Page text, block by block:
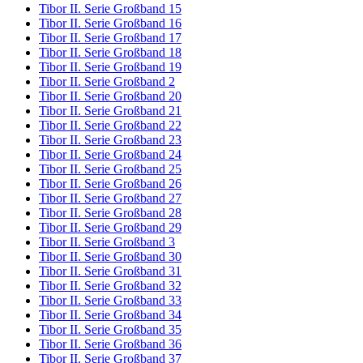
Tibor II. Serie Großband 15
Tibor II. Serie Großband 16
Tibor II. Serie Großband 17
Tibor II. Serie Großband 18
Tibor II. Serie Großband 19
Tibor II. Serie Großband 2
Tibor II. Serie Großband 20
Tibor II. Serie Großband 21
Tibor II. Serie Großband 22
Tibor II. Serie Großband 23
Tibor II. Serie Großband 24
Tibor II. Serie Großband 25
Tibor II. Serie Großband 26
Tibor II. Serie Großband 27
Tibor II. Serie Großband 28
Tibor II. Serie Großband 29
Tibor II. Serie Großband 3
Tibor II. Serie Großband 30
Tibor II. Serie Großband 31
Tibor II. Serie Großband 32
Tibor II. Serie Großband 33
Tibor II. Serie Großband 34
Tibor II. Serie Großband 35
Tibor II. Serie Großband 36
Tibor II. Serie Großband 37